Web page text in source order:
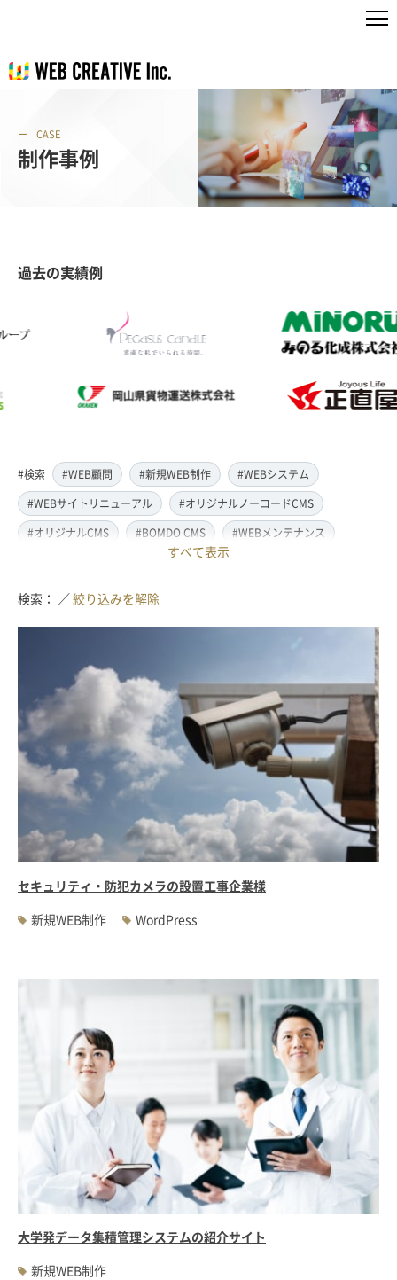
CASE
制作事例
過去の実績例
#検索 #WEB顧問 #新規WEB制作
#WEBシステム
#WEBサイトリニューアル
#オリジナルノーコードCMS
#オリジナルCMS
#BOMDO CMS
#WEBメンテナンス
#レスポンシブ対応
#翻訳・多言語対応
#情報管理システム
#ドローン撮影(空撮)
#イラスト制作
#アクセス解析・SEO対策
#名刺・パンフレット制作
#販促・ノベルティーグッズ制作
#ロゴマークデザイン
#SDGsサポート
#IT導入補助金
#JavaScript
#WEBサーバ移転
#IoT関連
#インソーシングコンサルティング
#JIS X 8341-3規格
#業務ツール #PHP
#MySQL
#採用・求人
#学校・教育・スクール
#病院・クリニック・医療
すべて表示
検索： ／絞り込みを解除
セキュリティ・防犯カメラの設置工事企業様
新規WEB制作
WordPress
大学発データ集積管理システムの紹介サイト
新規WEB制作